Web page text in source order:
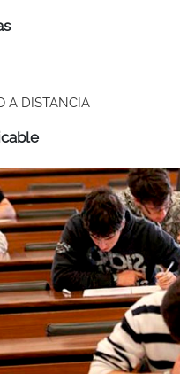
A DISTANCIA